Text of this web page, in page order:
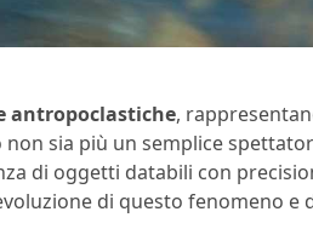
antropoclastiche,
non sia più un semplice
di oggetti databili con
di questo fenomeno